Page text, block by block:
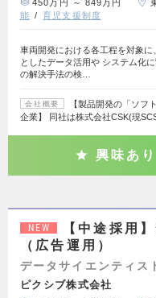
450万円 ～ 849万円
能
育児支援制度
車両開発における各工程を対象
としたデータ活用や システム化
の解決手法の検…
会社概要
【製品開発の「ソフ
企業】 同社は株式会社CSK(現
興味あり
NEW
【中途採用
（広告運用）
データサイエンティス
ピクシブ株式会社